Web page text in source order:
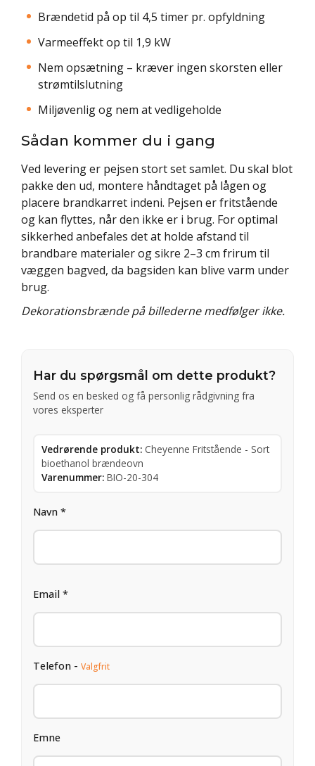
Brændetid på op til 4,5 timer pr. opfyldning
Varmeeffekt op til 1,9 kW
Nem opsætning – kræver ingen skorsten eller
strømtilslutning
Miljøvenlig og nem at vedligeholde
Sådan kommer du i gang
Ved levering er pejsen stort set samlet. Du skal blot
pakke den ud, montere håndtaget på lågen og
placere brandkarret indeni. Pejsen er fritstående
og kan flyttes, når den ikke er i brug. For optimal
sikkerhed anbefales det at holde afstand til
brandbare materialer og sikre 2–3 cm frirum til
væggen bagved, da bagsiden kan blive varm under
brug.
Dekorationsbrænde på billederne medfølger ikke.
Har du spørgsmål om dette produkt?
Send os en besked og få personlig rådgivning fra
vores eksperter
Vedrørende produkt: Cheyenne Fritstående - Sort
bioethanol brændeovn
Varenummer: BIO-20-304
Navn *
Email *
Telefon - Valgfrit
Emne